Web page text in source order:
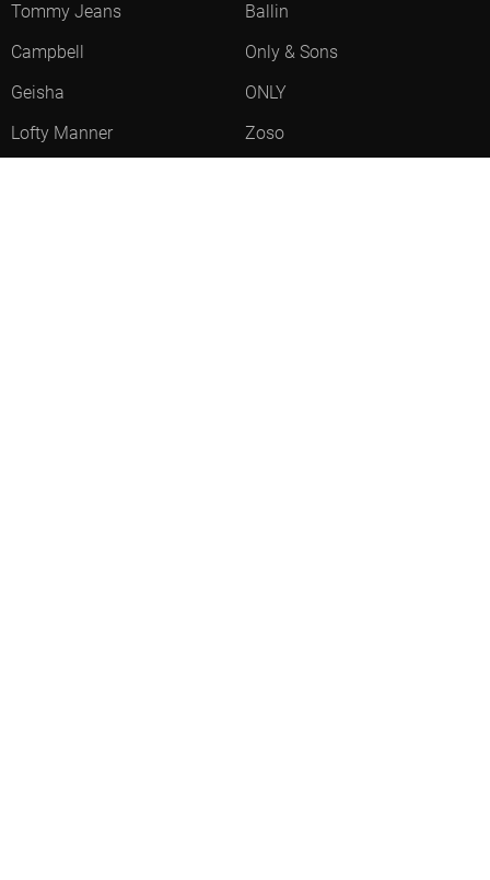
Tommy Jeans
Ballin
Campbell
Only & Sons
Geisha
ONLY
Lofty Manner
Zoso